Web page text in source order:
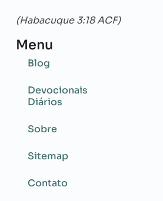
(Habacuque 3:18 ACF)
Menu
Blog
Devocionais
Diários
Sobre
Sitemap
Contato